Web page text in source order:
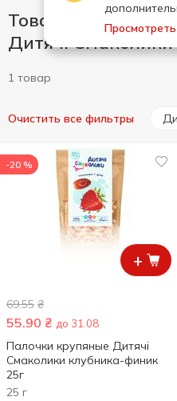
Просмотреть
Товары без
Дитячі Смаколики
1 товар
Очистить все фильтры
+
-20 %
69.55 ₴
55.90 ₴ до 31.08
Палочки крупяные Дитячі
Смаколики клубника-финик
25г
25 г